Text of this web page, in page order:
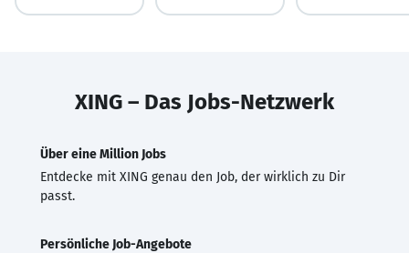
XING – Das Jobs-Netzwerk
Über eine Million Jobs
Entdecke mit XING genau den Job, der wirklich zu Dir
passt.
Persönliche Job-Angebote